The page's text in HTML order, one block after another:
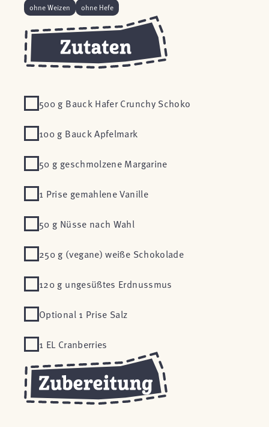
ohne Weizen
ohne Hefe
500 g Bauck Hafer Crunchy Schoko
100 g Bauck Apfelmark
50 g geschmolzene Margarine
1 Prise gemahlene Vanille
50 g Nüsse nach Wahl
250 g (vegane) weiße Schokolade
120 g ungesüßtes Erdnussmus
Optional 1 Prise Salz
1 EL Cranberries